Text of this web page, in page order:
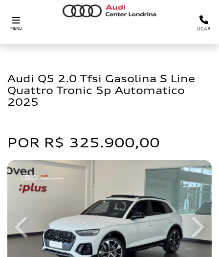
MENU LIGAR
Audi Q5 2.0 Tfsi Gasolina S Line
Quattro Tronic 5p Automatico
2025
POR R$ 325.900,00
Previous Next